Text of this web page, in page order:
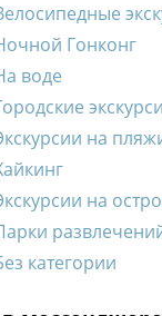
Гонконг
воде
на
на
категории